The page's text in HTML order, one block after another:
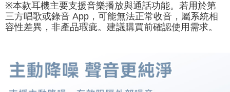
※本款耳機主要支援音樂播放與通話功能。若用於第
三方唱歌或錄音 App，可能無法正常收音，屬系統相
容性差異，非產品瑕疵。建議購買前確認使用需求。